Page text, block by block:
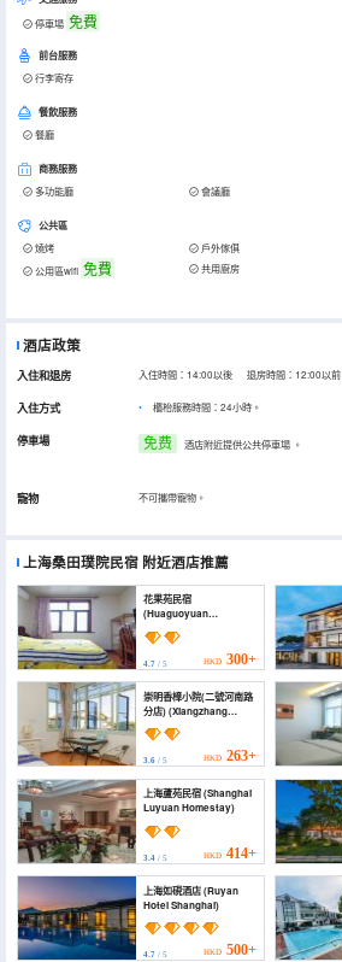
停車場 免費
前台服務
行李寄存
餐飲服務
餐廳
商務服務
多功能廳 會議廳
公共區
燒烤 戶外傢俱
公用區wifi 免費 共用廚房
酒店政策
入住和退房 入住時間：14:00以後 退房時間：12:00以前
入住方式 櫃枱服務時間：24小時。
停車場 免费 酒店附近提供公共停車場 。
寵物 不可攜帶寵物。
上海桑田璞院民宿 附近酒店推薦
花果苑民宿
(Huaguoyuan
4.7 / 5 HKD 300+
崇明香樟小院(二號河南路
分店) (Xiangzhang
Courtyard (Shanghai
Yuejin Village))
3.6 / 5 HKD 263+
上海蘆苑民宿 (Shanghai
Luyuan Homestay)
3.4 / 5 HKD 414+
上海如硯酒店 (Ruyan
Hotel Shanghai)
4.7 / 5 HKD 500+